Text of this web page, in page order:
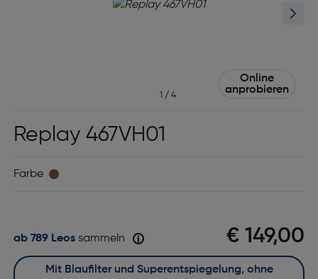
1 / 4
Online
anprobieren
Replay 467VH01
Farbe
€ 149,00
ab 789 Leossammeln
Mit Blaufilter und Superentspiegelung, ohne